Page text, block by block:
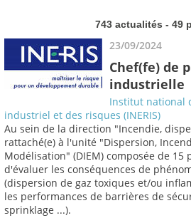
743 actualités - 49
23/09/2024
Chef(fe) de
industrielle
Institut national
industriel et des risques (INERIS)
Au sein de la direction "Incendie,
rattaché(e) à l'unité "Dispersion,
Modélisation" (DIEM) composée de 15
d'évaluer les conséquences de
(dispersion de gaz toxiques et/ou
les performances de barrières de
sprinklage ...).